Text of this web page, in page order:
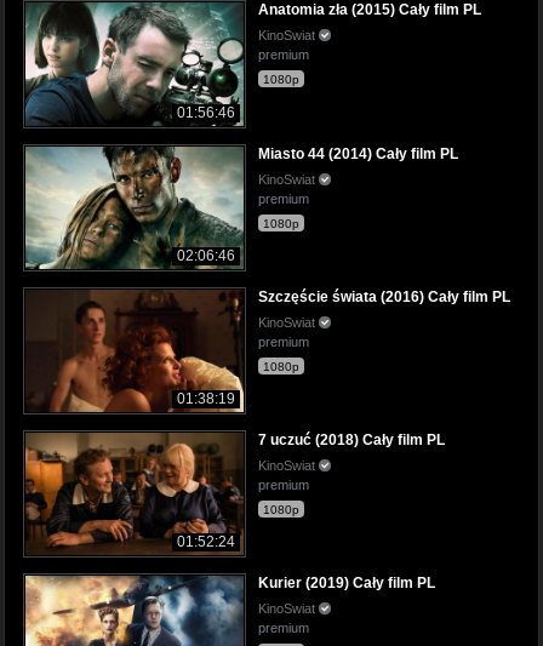
01:56:46
Anatomia zła (2015) Cały film PL
KinoSwiat
premium
1080p
02:06:46
Miasto 44 (2014) Cały film PL
KinoSwiat
premium
1080p
01:38:19
Szczęście świata (2016) Cały film PL
KinoSwiat
premium
1080p
01:52:24
7 uczuć (2018) Cały film PL
KinoSwiat
premium
1080p
Kurier (2019) Cały film PL
KinoSwiat
premium